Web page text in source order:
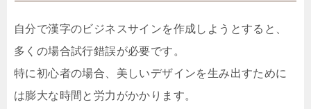
自分で漢字のビジネスサインを作成しようとすると、
多くの場合試行錯誤が必要です。
特に初心者の場合、美しいデザインを生み出すために
は膨大な時間と労力がかかります。